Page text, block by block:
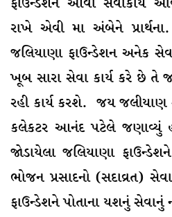
રાખે એવી મા અંબેને
જલિયાણા ફાઉન્ડેશન અનેક
ખૂબ સારા સેવા કાર્ય કરે છે તે
રહી કાર્ય કરશે. જય જલીયાણ‌
કલેકટર આનંદ પટેલે જણાવ્યું
જોડાયેલા જલિયાણા
ભોજન પ્રસાદનો (સદાવ્રત)
ફાઉન્ડેશને પોતાના યશનું